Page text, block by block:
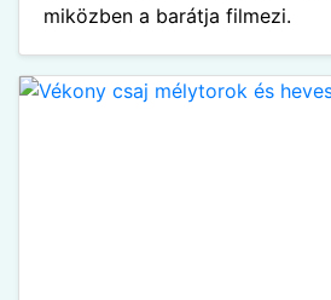
miközben a barátja filmezi.